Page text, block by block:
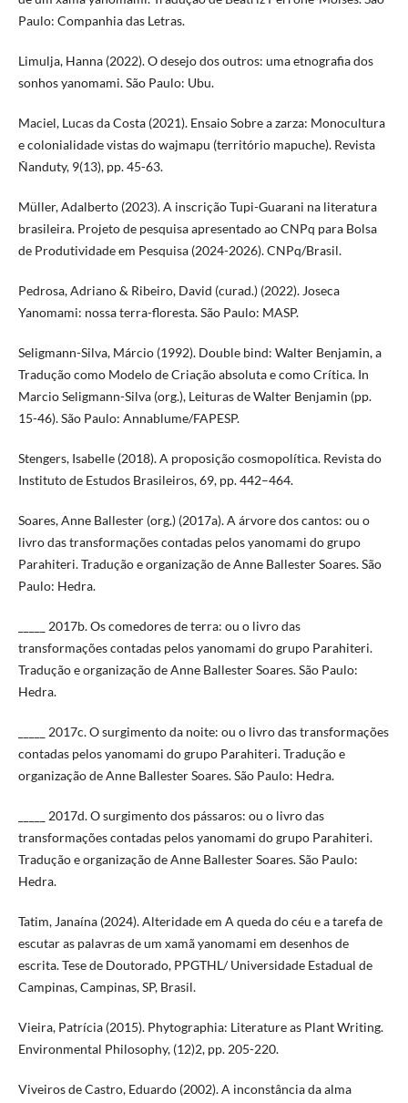
Paulo: Companhia das Letras.
Limulja, Hanna (2022). O desejo dos outros: uma etnografia dos
sonhos yanomami. São Paulo: Ubu.
Maciel, Lucas da Costa (2021). Ensaio Sobre a zarza: Monocultura
e colonialidade vistas do wajmapu (território mapuche). Revista
Ñanduty, 9(13), pp. 45-63.
Müller, Adalberto (2023). A inscrição Tupi-Guarani na literatura
brasileira. Projeto de pesquisa apresentado ao CNPq para Bolsa
de Produtividade em Pesquisa (2024-2026). CNPq/Brasil.
Pedrosa, Adriano & Ribeiro, David (curad.) (2022). Joseca
Yanomami: nossa terra-floresta. São Paulo: MASP.
Seligmann-Silva, Márcio (1992). Double bind: Walter Benjamin, a
Tradução como Modelo de Criação absoluta e como Crítica. In
Marcio Seligmann-Silva (org.), Leituras de Walter Benjamin (pp.
15-46). São Paulo: Annablume/FAPESP.
Stengers, Isabelle (2018). A proposição cosmopolítica. Revista do
Instituto de Estudos Brasileiros, 69, pp. 442–464.
Soares, Anne Ballester (org.) (2017a). A árvore dos cantos: ou o
livro das transformações contadas pelos yanomami do grupo
Parahiteri. Tradução e organização de Anne Ballester Soares. São
Paulo: Hedra.
_____ 2017b. Os comedores de terra: ou o livro das
transformações contadas pelos yanomami do grupo Parahiteri.
Tradução e organização de Anne Ballester Soares. São Paulo:
Hedra.
_____ 2017c. O surgimento da noite: ou o livro das transformações
contadas pelos yanomami do grupo Parahiteri. Tradução e
organização de Anne Ballester Soares. São Paulo: Hedra.
_____ 2017d. O surgimento dos pássaros: ou o livro das
transformações contadas pelos yanomami do grupo Parahiteri.
Tradução e organização de Anne Ballester Soares. São Paulo:
Hedra.
Tatim, Janaína (2024). Alteridade em A queda do céu e a tarefa de
escutar as palavras de um xamã yanomami em desenhos de
escrita. Tese de Doutorado, PPGTHL/ Universidade Estadual de
Campinas, Campinas, SP, Brasil.
Vieira, Patrícia (2015). Phytographia: Literature as Plant Writing.
Environmental Philosophy, (12)2, pp. 205-220.
Viveiros de Castro, Eduardo (2002). A inconstância da alma